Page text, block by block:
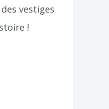
vestiges
!